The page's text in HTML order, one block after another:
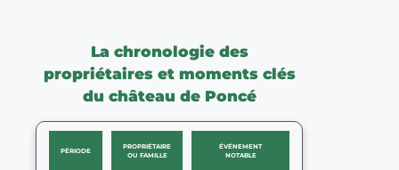
La chronologie des
propriétaires et moments clés
du château de Poncé
PÉRIODE
PROPRIÉTAIRE
OU FAMILLE
ÉVÉNEMENT
NOTABLE